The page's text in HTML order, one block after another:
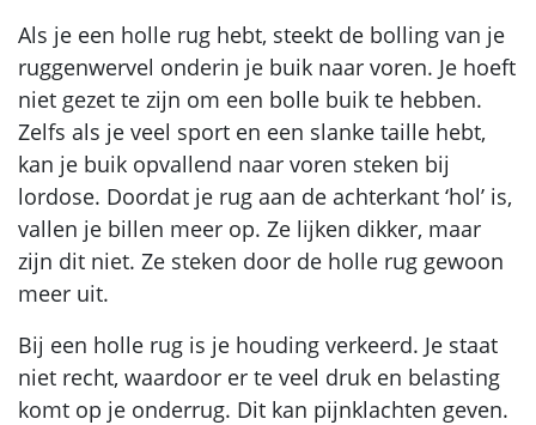
Als je een holle rug hebt, steekt de bolling van je
ruggenwervel onderin je buik naar voren. Je hoeft
niet gezet te zijn om een bolle buik te hebben.
Zelfs als je veel sport en een slanke taille hebt,
kan je buik opvallend naar voren steken bij
lordose. Doordat je rug aan de achterkant ‘hol’ is,
vallen je billen meer op. Ze lijken dikker, maar
zijn dit niet. Ze steken door de holle rug gewoon
meer uit.
Bij een holle rug is je houding verkeerd. Je staat
niet recht, waardoor er te veel druk en belasting
komt op je onderrug. Dit kan pijnklachten geven.